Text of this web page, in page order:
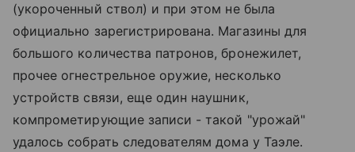
(укороченный ствол) и при этом не была
официально зарегистрирована. Магазины для
большого количества патронов, бронежилет,
прочее огнестрельное оружие, несколько
устройств связи, еще один наушник,
компрометирующие записи - такой "урожай"
удалось собрать следователям дома у Таэле.